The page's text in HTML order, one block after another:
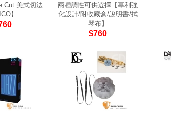
Cut 美式切法
】
兩種調性可供選擇【專利強
化設計/附收藏盒/說明書/拭
琴布】
$760